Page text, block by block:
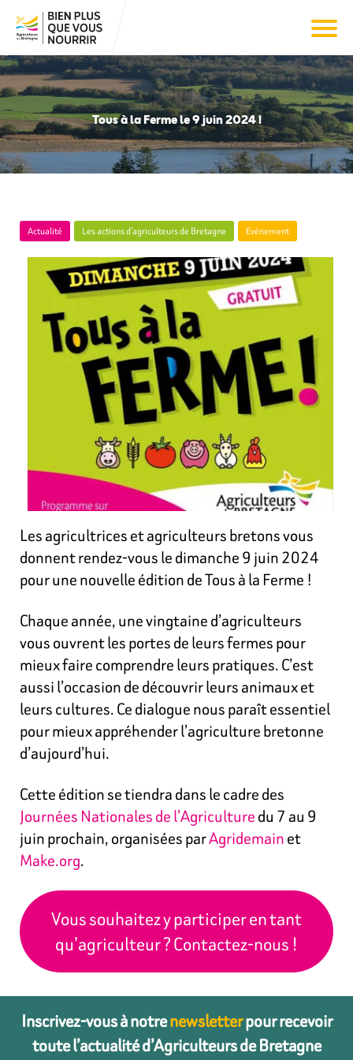
Tous à la Ferme le 9 juin 2024 !
Actualité Les actions d’agriculteurs de Bretagne Evénement
Les agricultrices et agriculteurs bretons vous
donnent rendez-vous le dimanche 9 juin 2024
pour une nouvelle édition de Tous à la Ferme !
Chaque année, une vingtaine d’agriculteurs
vous ouvrent les portes de leurs fermes pour
mieux faire comprendre leurs pratiques. C’est
aussi l’occasion de découvrir leurs animaux et
leurs cultures. Ce dialogue nous paraît essentiel
pour mieux appréhender l’agriculture bretonne
d’aujourd’hui.
Cette édition se tiendra dans le cadre des
Journées Nationales de l’Agriculturedu 7 au 9
juin prochain, organisées parAgridemainet
Make.org.
Vous souhaitez y participer en tant
qu’agriculteur ? Contactez-nous !
Inscrivez-vous à notrenewsletterpour recevoir
toute l’actualité d’Agriculteurs de Bretagne